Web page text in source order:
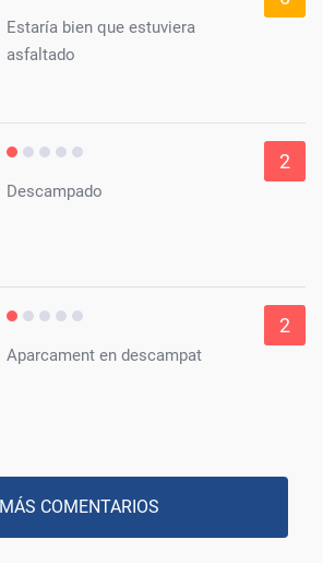
Estaría bien que estuviera
asfaltado
2
Descampado
2
Aparcament en descampat
MÁS COMENTARIOS